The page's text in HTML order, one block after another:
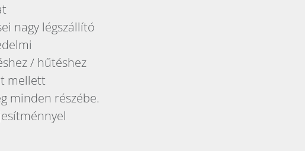
nagy légszállító
/ hűtéshez
mellett
minden részébe.